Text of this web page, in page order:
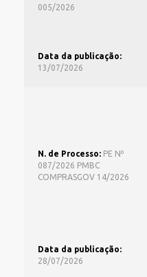
005/2026
Data da publicação:
13/07/2026
N. de Processo: PE Nº
087/2026 PMBC
COMPRASGOV 14/2026
Data da publicação:
28/07/2026